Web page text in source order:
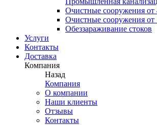
Очистные сооружения от
Очистные сооружения от
Обеззараживание стоков
Услуги
Контакты
Доставка
Компания
Назад
Компания
О компании
Наши клиенты
Отзывы
Контакты